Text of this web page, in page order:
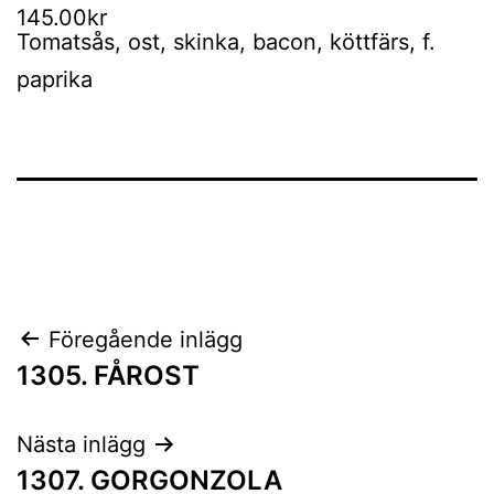
145.00kr
Tomatsås, ost, skinka, bacon, köttfärs, f.
paprika
Inläggsnavigering
Föregående inlägg
1305. FÅROST
Nästa inlägg
1307. GORGONZOLA